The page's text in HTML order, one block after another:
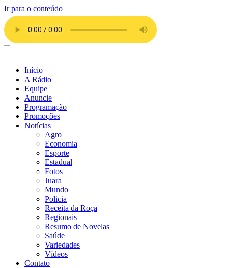
Ir para o conteúdo
Início
A Rádio
Equipe
Anuncie
Programação
Promoções
Notícias
Agro
Economia
Esporte
Estadual
Fotos
Juara
Mundo
Policia
Receita da Roça
Regionais
Resumo de Novelas
Saúde
Variedades
Vídeos
Contato